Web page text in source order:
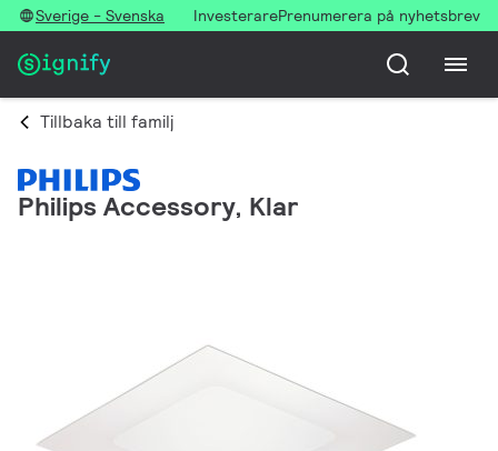
Sverige - Svenska InvesterarePrenumerera på nyhetsbrev
Tillbaka till familj
Philips Accessory, Klar